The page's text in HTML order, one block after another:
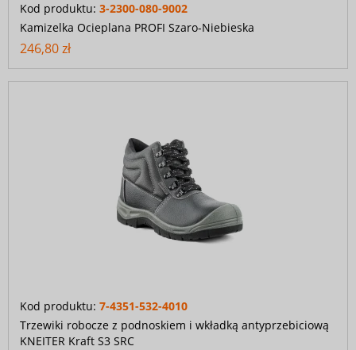
Kod produktu: 3-2300-080-9002
Kamizelka Ocieplana PROFI Szaro-Niebieska
246,80 zł
Kod produktu: 7-4351-532-4010
Trzewiki robocze z podnoskiem i wkładką antyprzebiciową
KNEITER Kraft S3 SRC